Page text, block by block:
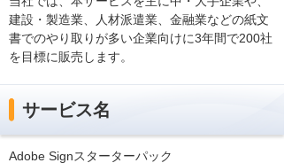
建設・製造業、人材派遣業、金融業などの紙文
書でのやり取りが多い企業向けに3年間で200社
を目標に販売します。
サービス名
Adobe Signスターターパック